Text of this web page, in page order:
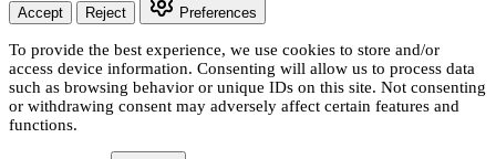
Accept Reject Preferences
To provide the best experience, we use cookies to store and/or
access device information. Consenting will allow us to process data
such as browsing behavior or unique IDs on this site. Not consenting
or withdrawing consent may adversely affect certain features and
functions.